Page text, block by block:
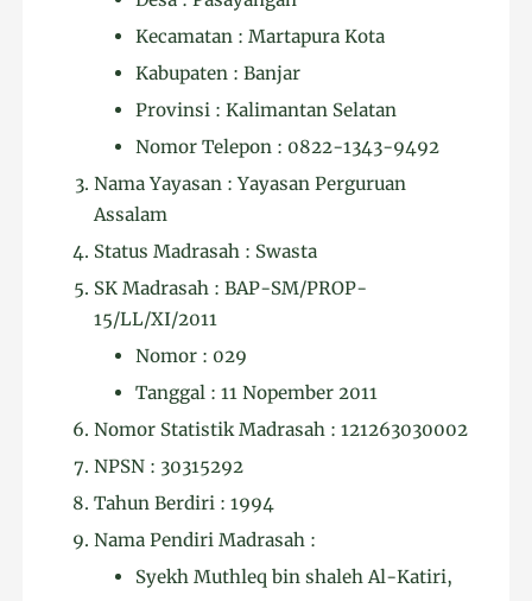
Kecamatan : Martapura Kota
Kabupaten : Banjar
Provinsi : Kalimantan Selatan
Nomor Telepon : 0822-1343-9492
Nama Yayasan : Yayasan Perguruan
Assalam
Status Madrasah : Swasta
SK Madrasah : BAP-SM/PROP-
15/LL/XI/2011
Nomor : 029
Tanggal : 11 Nopember 2011
Nomor Statistik Madrasah : 121263030002
NPSN : 30315292
Tahun Berdiri : 1994
Nama Pendiri Madrasah :
Syekh Muthleq bin shaleh Al-Katiri,